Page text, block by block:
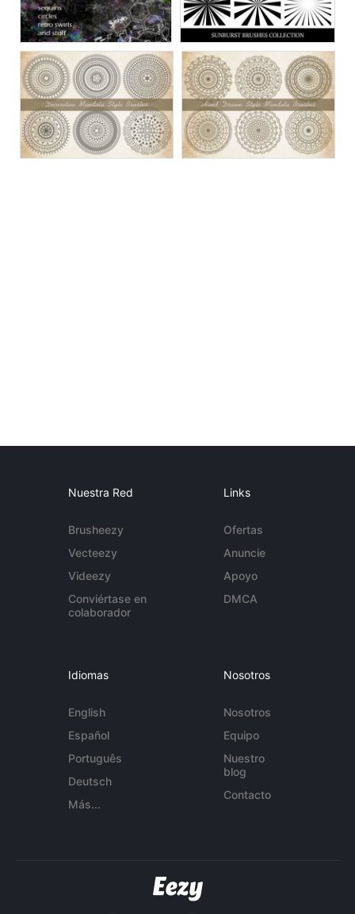
Nuestra Red
Brusheezy
Vecteezy
Videezy
Conviértase en
colaborador
Links
Ofertas
Anuncie
Apoyo
DMCA
Idiomas
English
Español
Português
Deutsch
Más...
Nosotros
Nosotros
Equipo
Nuestro
blog
Contacto